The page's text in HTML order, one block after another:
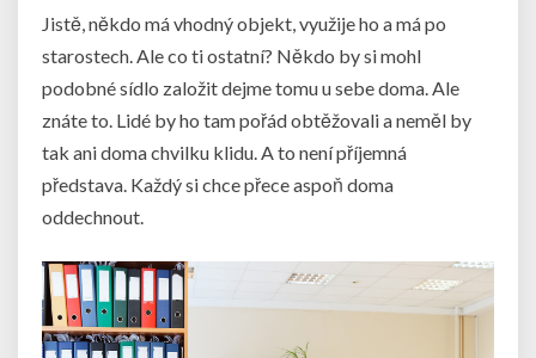
Jistě, někdo má vhodný objekt, využije ho a má po
starostech. Ale co ti ostatní? Někdo by si mohl
podobné sídlo založit dejme tomu u sebe doma. Ale
znáte to. Lidé by ho tam pořád obtěžovali a neměl by
tak ani doma chvilku klidu. A to není příjemná
představa. Každý si chce přece aspoň doma
oddechnout.